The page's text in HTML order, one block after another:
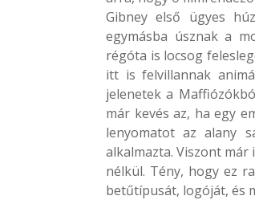
Gibney első ügyes
egymásba úsznak a
régóta is locsog
itt is felvillannak
jelenetek a
már kevés az, ha egy
lenyomatot az alany
alkalmazta. Viszont
nélkül. Tény, hogy ez
betűtípusát, logóját, és